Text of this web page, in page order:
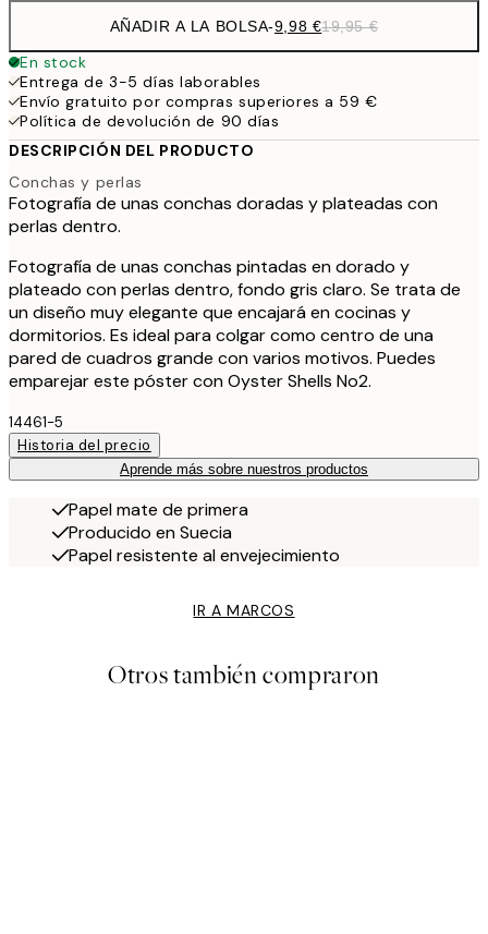
AÑADIR A LA BOLSA-9,98 €19,95 €
En stock
Entrega de 3-5 días laborables
Envío gratuito por compras superiores a 59 €
Política de devolución de 90 días
DESCRIPCIÓN DEL PRODUCTO
Conchas y perlas
Fotografía de unas conchas doradas y plateadas con
perlas dentro.
Fotografía de unas conchas pintadas en dorado y
plateado con perlas dentro, fondo gris claro. Se trata de
un diseño muy elegante que encajará en cocinas y
dormitorios. Es ideal para colgar como centro de una
pared de cuadros grande con varios motivos. Puedes
emparejar este póster con Oyster Shells No2.
14461-5
Historia del precio
Aprende más sobre nuestros productos
Papel mate de primera
Producido en Suecia
Papel resistente al envejecimiento
IR A MARCOS
Otros también compraron